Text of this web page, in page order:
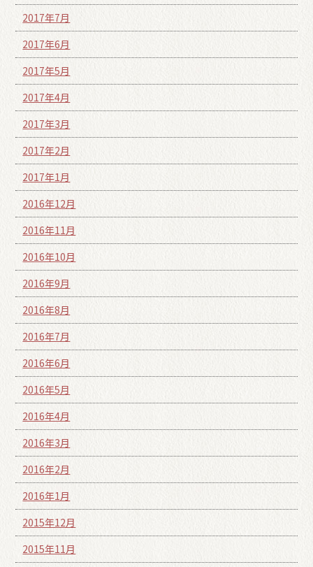
2017年7月
2017年6月
2017年5月
2017年4月
2017年3月
2017年2月
2017年1月
2016年12月
2016年11月
2016年10月
2016年9月
2016年8月
2016年7月
2016年6月
2016年5月
2016年4月
2016年3月
2016年2月
2016年1月
2015年12月
2015年11月